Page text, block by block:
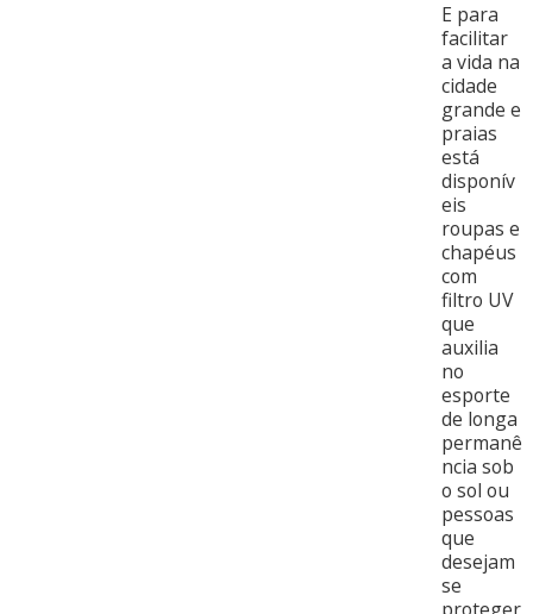
E para
facilitar
a vida na
cidade
grande e
praias
está
disponív
eis
roupas e
chapéus
com
filtro UV
que
auxilia
no
esporte
de longa
permanê
ncia sob
o sol ou
pessoas
que
desejam
se